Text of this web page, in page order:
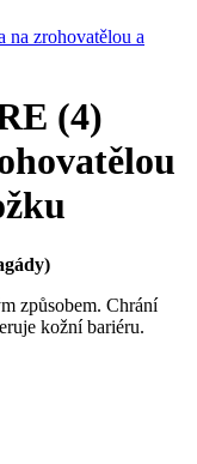
(4)
způsobem. Chrání
kožní bariéru.